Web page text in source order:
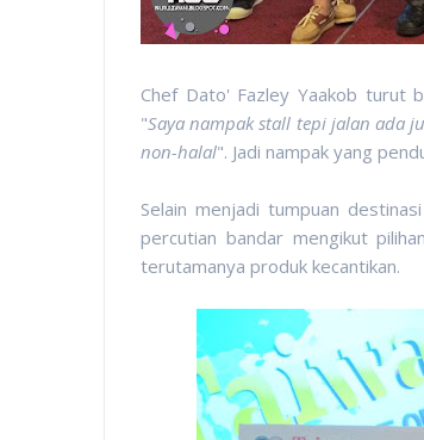
Chef Dato' Fazley Yaakob turut
"Saya nampak stall tepi jalan ada
non-halal". Jadi nampak yang
Selain menjadi tumpuan
percutian bandar mengikut
terutamanya produk kecantikan.